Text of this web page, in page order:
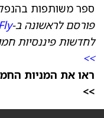
ספר משותפות
פורסם לראשונה ב-
לחדשות פיננסיות
>>
ראו את המניות
>>